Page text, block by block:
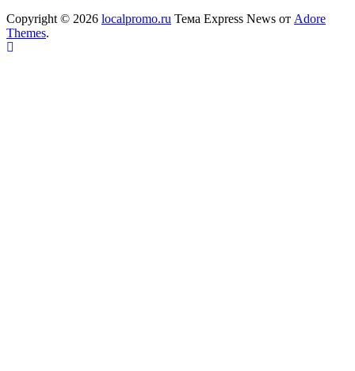
Copyright © 2026 localpromo.ru Тема Express News от Adore
Themes.